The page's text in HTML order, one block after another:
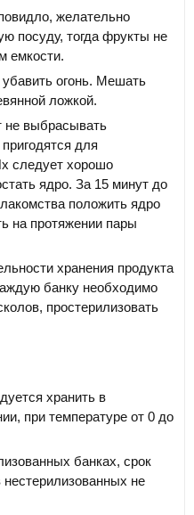
желательно
посуду, тогда фрукты не
емкости.
огонь. Мешать
ложкой.
не выбрасывать
для
следует хорошо
ядро. За 15 минут до
положить ядро
на протяжении пары
хранения продукта
банку необходимо
простерилизовать
хранить в
при температуре от 0 до
банках, срок
нестерилизованных не